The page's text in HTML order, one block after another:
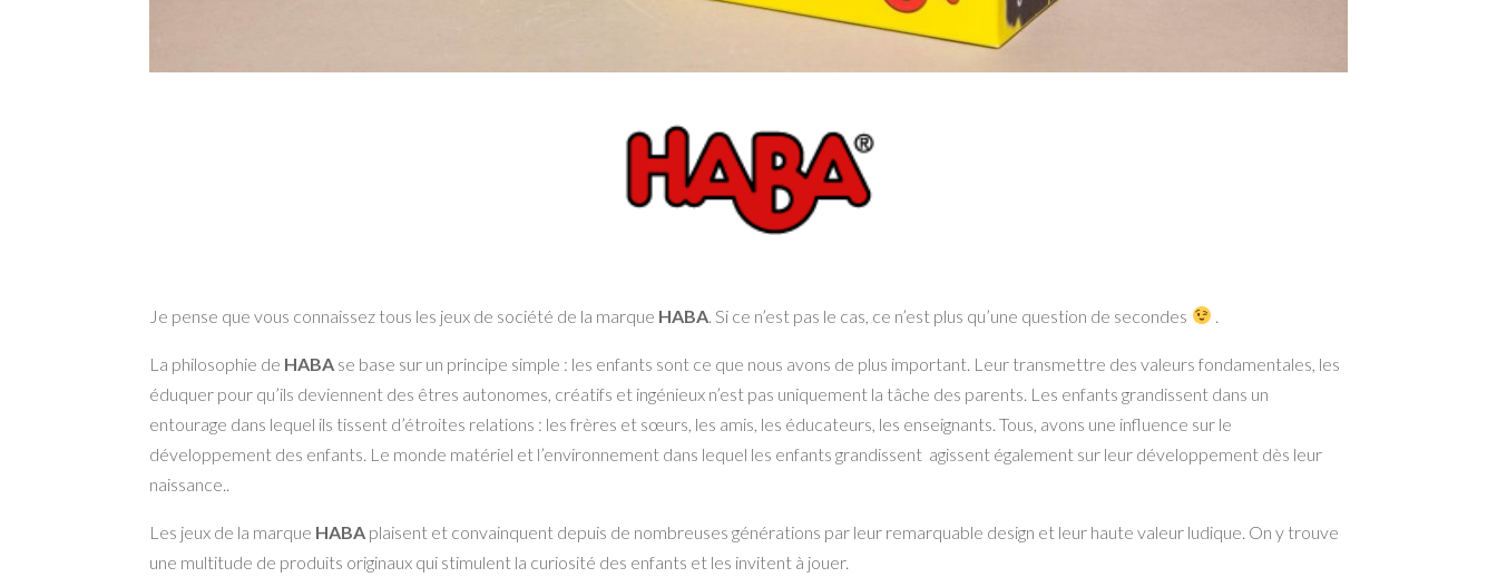
Je pense que vous connaissez tous les jeux de société de la marque HABA . Si ce n’est pas le cas, ce n’est plus qu’une question de secondes
La philosophie de HABA se base sur un principe simple : les enfants sont ce que nous avons de plus important. Leur transmettre des valeurs fondamentales, les
éduquer pour qu’ils deviennent des êtres autonomes, créatifs et ingénieux n’est pas uniquement la tâche des parents. Les enfants grandissent dans un
entourage dans lequel ils tissent d’étroites relations : les frères et sœurs, les amis, les éducateurs, les enseignants. Tous, avons une influence sur le
développement des enfants. Le monde matériel et l’environnement dans lequel les enfants grandissent agissent également sur leur développement dès leur
naissance..
Les jeux de la marque HABA plaisent et convainquent depuis de nombreuses générations par leur remarquable design et leur haute valeur ludique. On y trouve
une multitude de produits originaux qui stimulent la curiosité des enfants et les invitent à jouer.